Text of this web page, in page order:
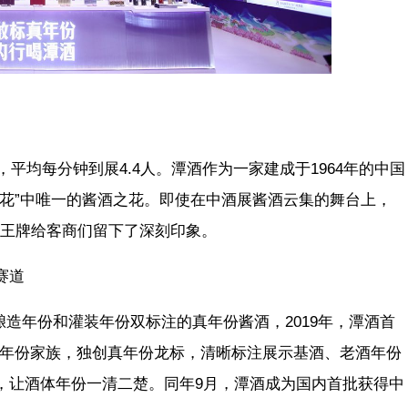
平均每分钟到展4.4人。潭酒作为一家建成于1964年的中国
”中唯一的酱酒之花。即使在中酒展酱酒云集的舞台上，
牌给客商们留下了深刻印象。
道
造年份和灌装年份双标注的真年份酱酒，2019年，潭酒首
份家族，独创真年份龙标，清晰标注展示基酒、老酒年份
酒体年份一清二楚。同年9月，潭酒成为国内首批获得中